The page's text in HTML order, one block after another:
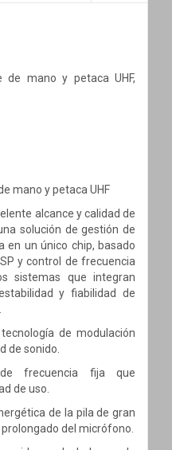
de mano y petaca UHF,
mano y petaca UHF
alcance y calidad de
solución de gestión de
en un único chip, basado
y control de frecuencia
sistemas que integran
y fiabilidad de
de modulación
de sonido.
frecuencia fija que
de uso.
de la pila de gran
del micrófono.